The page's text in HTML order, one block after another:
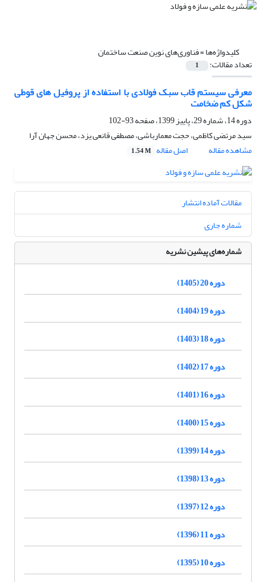
کلیدواژه‌ها =فناوری‌های نوین صنعت ساختمان
تعداد مقالات: 1
معرفی سیستم قاب سبک فولادی با استفاده از پروفیل های قوطی
شکل کم ضخامت
دوره 14، شماره 29، پاییز 1399، صفحه
93-102
سید مرتضی کاظمی، حجت معمارباشی، مصطفی قانعی یزد، محسن جهان آرا
مشاهده مقاله
اصل مقاله 1.54 M
مقالات آماده انتشار
شماره جاری
شماره‌های پیشین نشریه
دوره 20 (1405)
دوره 19 (1404)
دوره 18 (1403)
دوره 17 (1402)
دوره 16 (1401)
دوره 15 (1400)
دوره 14 (1399)
دوره 13 (1398)
دوره 12 (1397)
دوره 11 (1396)
دوره 10 (1395)